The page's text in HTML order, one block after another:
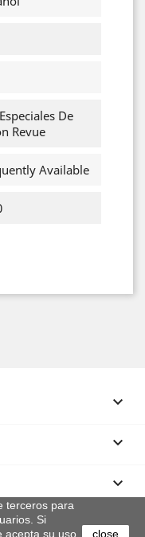
De
Revue
Available



terceros para
Si
su uso.
close